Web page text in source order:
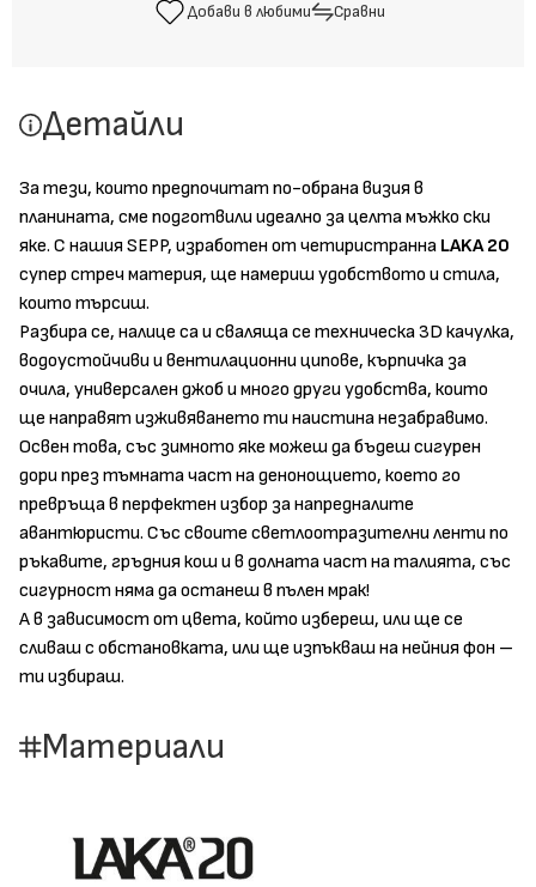
Добави в любими Сравни
Детайли
За тези, които предпочитат по-обрана визия в
планината, сме подготвили идеално за целта мъжко ски
яке. С нашия SEPP, изработен от четиристранна LAKA 20
супер стреч материя, ще намериш удобството и стила,
които търсиш.
Разбира се, налице са и сваляща се техническа 3D качулка,
водоустойчиви и вентилационни ципове, кърпичка за
очила, универсален джоб и много други удобства, които
ще направят изживяването ти наистина незабравимо.
Освен това, със зимното яке можеш да бъдеш сигурен
дори през тъмната част на денонощието, което го
превръща в перфектен избор за напредналите
авантюристи. Със своите светлоотразителни ленти по
ръкавите, гръдния кош и в долната част на талията, със
сигурност няма да останеш в пълен мрак!
А в зависимост от цвета, който избереш, или ще се
сливаш с обстановката, или ще изпъкваш на нейния фон –
ти избираш.
Материали